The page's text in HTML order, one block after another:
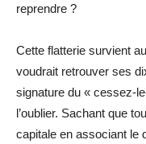
reprendre ?
Cette flatterie survient
voudrait retrouver ses
signature du « cessez-
l’oublier. Sachant que
capitale en associant le